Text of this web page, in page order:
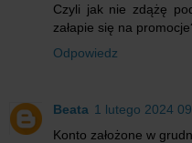
Czyli jak nie zdążę
załapie się na
Odpowiedz
Beata 1 lutego 2024
Konto założone w